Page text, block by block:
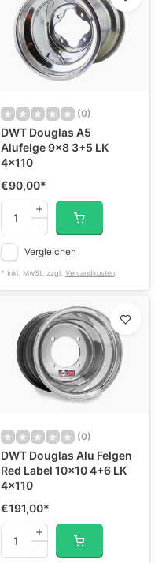
(0)
DWT Douglas A5
Alufelge 9x8 3+5 LK
4x110
€90,00*
Vergleichen
* Inkl. MwSt. zzgl. Versandkosten
(0)
DWT Douglas Alu Felgen
Red Label 10x10 4+6 LK
4x110
€191,00*